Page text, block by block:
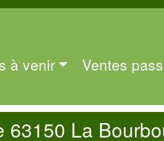
à venir Ventes
63150 La